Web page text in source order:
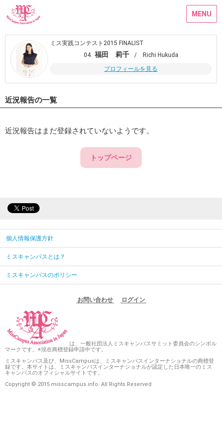
MENU
ミス実践コンテスト2015 FINALIST
04. 福田 莉千
/ Richi Hukuda
プロフィールを見る
近況報告の一覧
近況報告はまだ登録されていないようです。
トップページ
個人情報保護方針
ミスキャンパスとは？
ミスキャンパスのポリシー
お問い合わせ ログイン
は、一般社団法人ミスキャンパスサミット委員会のシンボル
マークです。※現在商標登録申請中です。
ミスキャンパス及び、MissCampusは、ミスキャンパスインターナショナルの商標登
録です。本サイトは、ミスキャンパスインターナショナルが認定した日本唯一のミス
キャンパスのオフィシャルサイトです。
Copyright © 2015 misscampus.info. All Rights Reserved